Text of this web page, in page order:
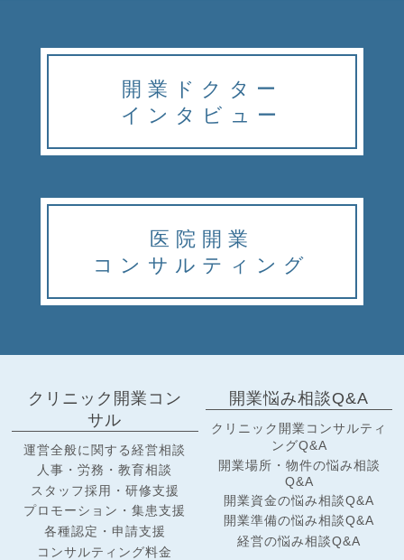
開業ドクター
インタビュー
医院開業
コンサルティング
クリニック開業コン
サル
運営全般に関する経営相談
人事・労務・教育相談
スタッフ採用・研修支援
プロモーション・集患支援
各種認定・申請支援
コンサルティング料金
開業悩み相談Q&A
クリニック開業コンサルティ
ングQ&A
開業場所・物件の悩み相談
Q&A
開業資金の悩み相談Q&A
開業準備の悩み相談Q&A
経営の悩み相談Q&A